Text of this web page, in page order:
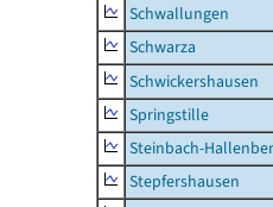
Schwallungen
Schwarza
Schwickershausen
Springstille
Steinbach-
Stepfershausen